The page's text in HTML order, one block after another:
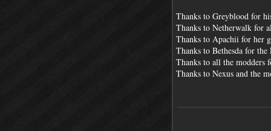
Thanks to Greyblood for
Thanks to Netherwalk for
Thanks to Apachii for her
Thanks to Bethesda for
Thanks to all the modders
Thanks to Nexus and the